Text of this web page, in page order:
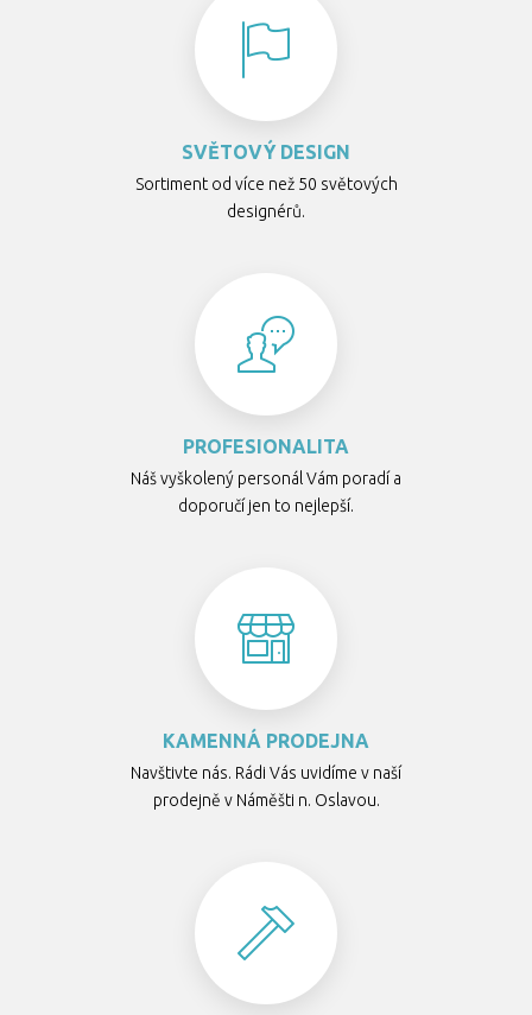
SVĚTOVÝ DESIGN
Sortiment od více než 50 světových
designérů.
PROFESIONALITA
Náš vyškolený personál Vám poradí a
doporučí jen to nejlepší.
KAMENNÁ PRODEJNA
Navštivte nás. Rádi Vás uvidíme v naší
prodejně v Náměšti n. Oslavou.